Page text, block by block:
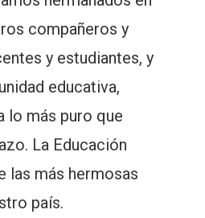
compañeros y
y estudiantes, y
educativa,
lo más puro que
La Educación
las más hermosas
país.